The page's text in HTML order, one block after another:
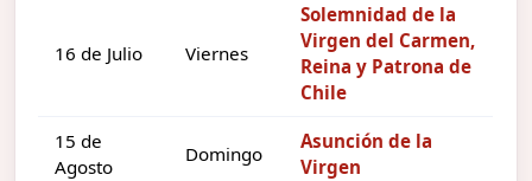
16 de Julio Viernes
Solemnidad de la
Virgen del Carmen,
Reina y Patrona de
Chile
15 de
Agosto
Domingo
Asunción de la
Virgen